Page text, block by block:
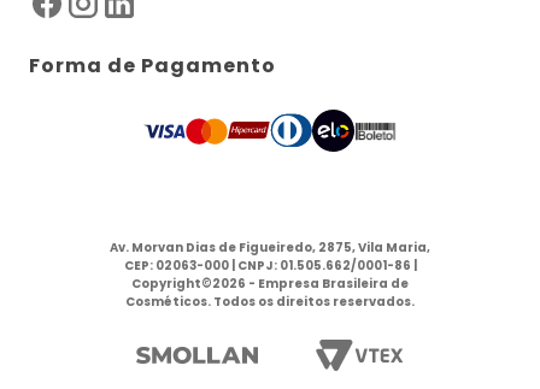
Forma de Pagamento
Av. Morvan Dias de Figueiredo, 2875, Vila Maria,
CEP: 02063-000 | CNPJ: 01.505.662/0001-86 |
Copyright©2026 - Empresa Brasileira de
Cosméticos. Todos os direitos reservados.